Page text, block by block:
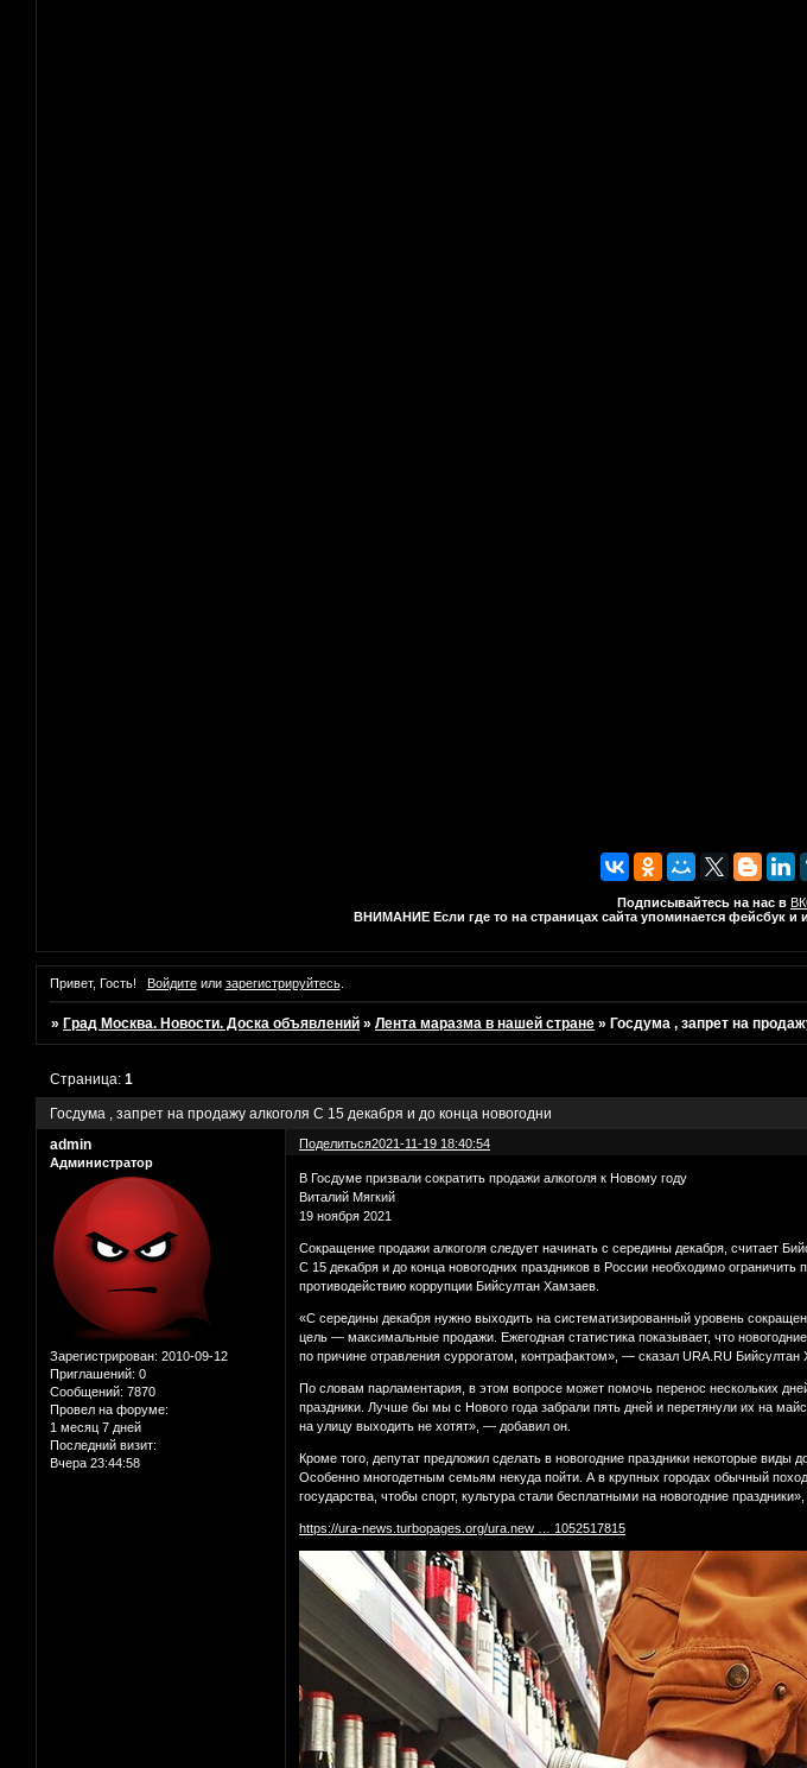
Подписывайтесь на нас в
ВНИМАНИЕ Если где то на страницах сайта упоминается фейсбук и
Привет, Гость! Войдитеили зарегистрируйтесь.
» Град Москва. Новости. Доска объявлений »Лента маразма в нашей стране » Госдума , запрет на
Госдума , запрет на продажу алкоголя С 15 декабря и до конца новогодни
Страница:1
Поделиться2021-11-19 18:40:54
admin
Администратор
Зарегистрирован: 2010-09-12
Приглашений: 0
Сообщений: 7870
Провел на форуме:
1 месяц 7 дней
Последний визит:
Вчера 23:44:58
В Госдуме призвали сократить продажи алкоголя к Новому году
Виталий Мягкий
19 ноября 2021
Сокращение продажи алкоголя следует начинать с середины декабря, считает
С 15 декабря и до конца новогодних праздников в России необходимо
противодействию коррупции Бийсултан Хамзаев.
«С середины декабря нужно выходить на систематизированный уровень
цель — максимальные продажи. Ежегодная статистика показывает, что
по причине отравления суррогатом, контрафактом», — сказал URA.RU Бийсултан
По словам парламентария, в этом вопросе может помочь перенос нескольких
праздники. Лучше бы мы с Нового года забрали пять дней и перетянули их на
на улицу выходить не хотят», — добавил он.
Кроме того, депутат предложил сделать в новогодние праздники некоторые
Особенно многодетным семьям некуда пойти. А в крупных городах обычный
государства, чтобы спорт, культура стали бесплатными на новогодние
https://ura-news.turbopages.org/ura.new … 1052517815